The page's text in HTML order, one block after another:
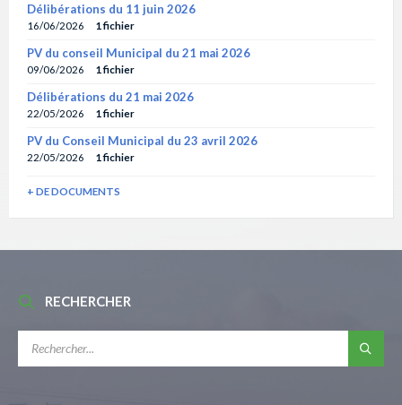
Délibérations du 11 juin 2026
16/06/2026 1 fichier
PV du conseil Municipal du 21 mai 2026
09/06/2026 1 fichier
Délibérations du 21 mai 2026
22/05/2026 1 fichier
PV du Conseil Municipal du 23 avril 2026
22/05/2026 1 fichier
+ DE DOCUMENTS
RECHERCHER